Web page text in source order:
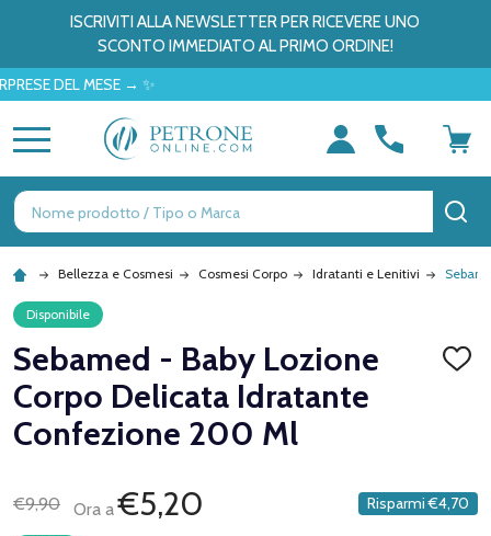
ISCRIVITI ALLA NEWSLETTER PER RICEVERE UNO
SCONTO IMMEDIATO AL PRIMO ORDINE!
DEL MESE → ✨
Ricerca
Bellezza e Cosmesi Cosmesi Corpo Idratanti e Lenitivi
Disponibile
Sebamed - Baby Lozione
Corpo Delicata Idratante
Confezione 200 Ml
€9,90 Ora a€5,20 Risparmi €4,70